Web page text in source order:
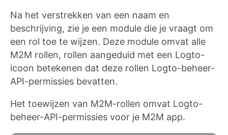
Na het verstrekken van een naam en
beschrijving, zie je een module die je vraagt om
een rol toe te wijzen. Deze module omvat alle
M2M rollen, rollen aangeduid met een Logto-
icoon betekenen dat deze rollen Logto-beheer-
API-permissies bevatten.
Het toewijzen van M2M-rollen omvat Logto-
beheer-API-permissies voor je M2M app.